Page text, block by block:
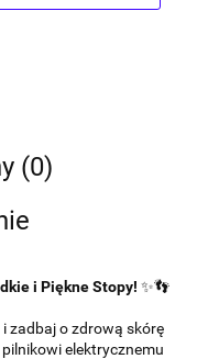
(0)
i Piękne Stopy! ✨👣
zadbaj o zdrową skórę
elektrycznemu